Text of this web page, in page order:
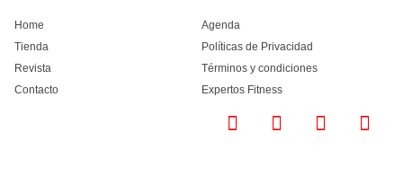
Home
Tienda
Revista
Contacto
Agenda
Políticas de Privacidad
Términos y condiciones
Expertos Fitness